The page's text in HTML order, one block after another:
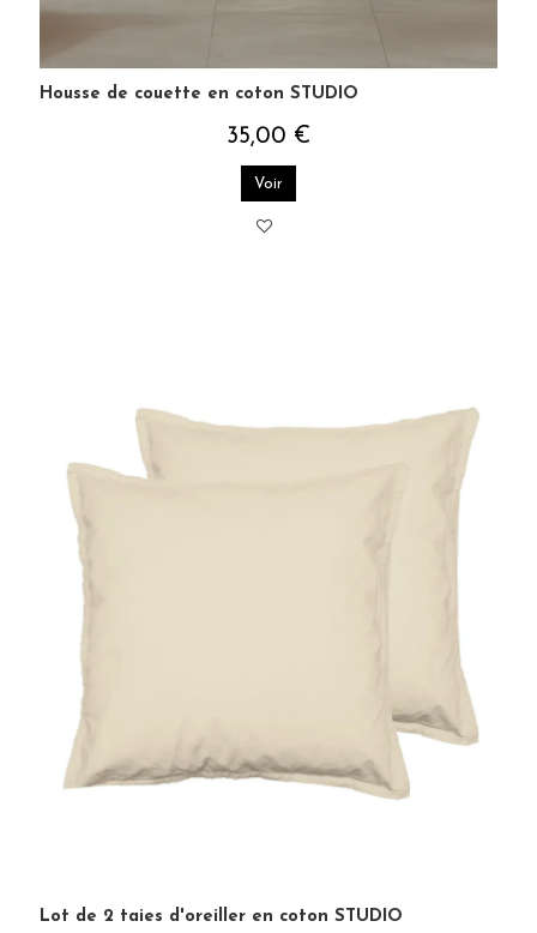
Housse de couette en coton STUDIO
35,00 €
Voir
Lot de 2 taies d'oreiller en coton STUDIO